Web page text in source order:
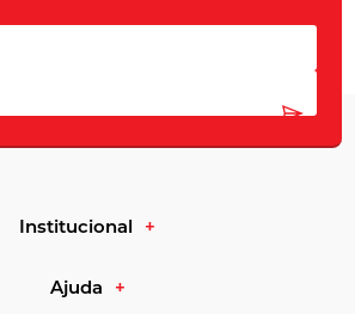
intensidade quando combinada a
à tolerância a esforços
Institucional
Ajuda